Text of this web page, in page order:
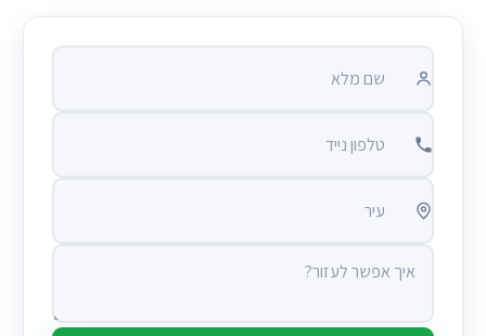
שם מלא
טלפון נייד
עיר
איך אפשר לעזור?